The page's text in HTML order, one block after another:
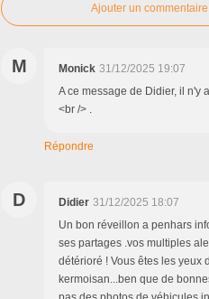
Ajouter un commentaire
M Monick 31/12/2025 19:07
A ce message de Didier, il n'y
<br /> .
Répondre
D Didier 31/12/2025 18:07
Un bon réveillon a penhars
ses partages .vos multiples
détérioré ! Vous êtes les yeux
kermoisan...ben que de